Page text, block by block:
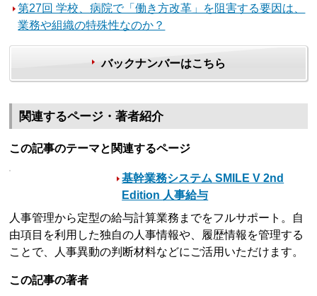
第27回 学校、病院で「働き方改革」を阻害する要因は、
業務や組織の特殊性なのか？
バックナンバーはこちら
関連するページ・著者紹介
この記事のテーマと関連するページ
基幹業務システム SMILE V 2nd
Edition 人事給与
人事管理から定型の給与計算業務までをフルサポート。自
由項目を利用した独自の人事情報や、履歴情報を管理する
ことで、人事異動の判断材料などにご活用いただけます。
この記事の著者